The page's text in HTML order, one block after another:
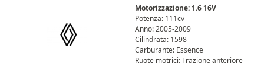
Motorizzazione: 1.6 16V
Potenza: 111cv
Anno: 2005-2009
Cilindrata: 1598
Carburante: Essence
Ruote motrici: Trazione anteriore